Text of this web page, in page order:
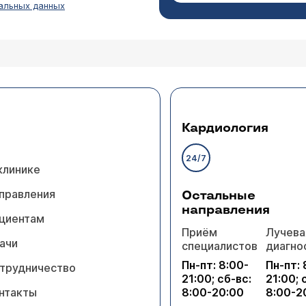
несколько раз по 5-10 мг раз в день. Какие
можно принимать при беременности при любом
24 года холтером выявлена фибриляция
тахикардия, и авурт ставили.
после стимуляции восстанавливается само,
данных
Кардиология
24/7
Остальные
направления
Приём
специалистов
Пн-пт: 8:00-
21:00; сб-вс:
8:00-20:00
Пн-пт:
21:00;
8:00-